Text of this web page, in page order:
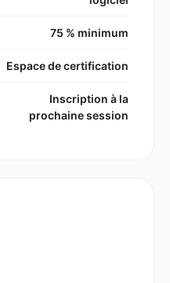
75 % minimum
Espace de certification
Inscription à la
prochaine session